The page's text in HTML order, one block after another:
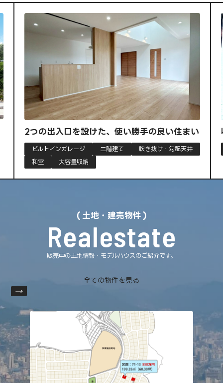
設けた、使い勝手の良い住まい
二階建て
吹き抜け・勾配天井
収納力と暮らしや
大容量収納
土地・建売物件
Realestate
販売中の土地情報・モデルハウスのご紹介です。
全ての物件を見る